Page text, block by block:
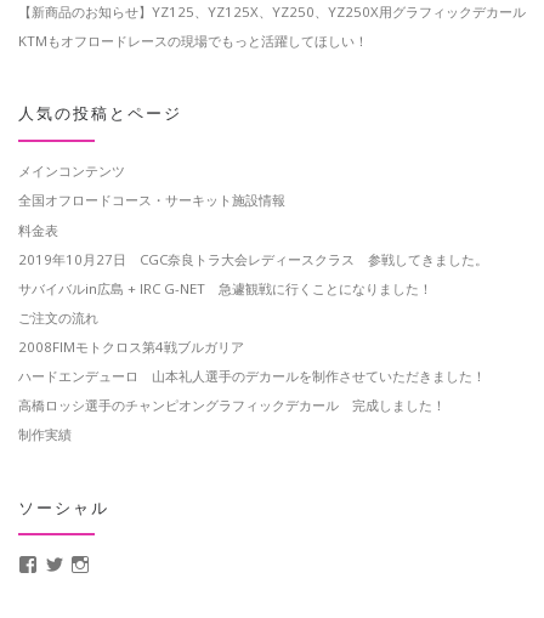
【新商品のお知らせ】YZ125、YZ125X、YZ250、YZ250X用グラフィックデカール
KTMもオフロードレースの現場でもっと活躍してほしい！
人気の投稿とページ
メインコンテンツ
全国オフロードコース・サーキット施設情報
料金表
2019年10月27日 CGC奈良トラ大会レディースクラス 参戦してきました。
サバイバルin広島 + IRC G-NET 急遽観戦に行くことになりました！
ご注文の流れ
2008FIMモトクロス第4戦ブルガリア
ハードエンデューロ 山本礼人選手のデカールを制作させていただきました！
高橋ロッシ選手のチャンピオングラフィックデカール 完成しました！
制作実績
ソーシャル
MotoCrusader さんのプロフィールを Facebook で表示
@MotoCrusader さんのプロフィールを Twitter で表示